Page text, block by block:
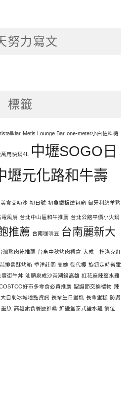
努力寫文
標籤
Metis Lounge Bar one-meter小白佐料機
用快鍋4L 中壢SOGO日
壢元化路和牛壽
食艾叻沙 初日號 初魚鐵板燒包廂 匈牙利綿羊豬
風扇 台北中山區和牛推薦 台北公館平價小火鍋
推薦 台南咖啡豆
台南麗新大
灣豬肉乾推薦 台畜中秋烤肉禮盒 大成 杜洛克紅
排骨酥烤箱 季洋莊園 高雄 御代櫻 旋鈕定時省電
豐街牛丼 汕頭泉成沙茶潮鍋高雄 紅花麻辣鹽水雞
好市多零食必買推薦 聖誕節交換禮物 辣
自助冰城地點資訊 長輩生日蛋糕 長輩蛋糕 防燙
魚 高雄素食餐廳推薦 鮮鹽堂泰式鹽水雞 價位